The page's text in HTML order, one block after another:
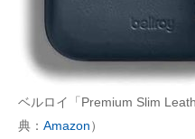
ベルロイ「Premium Slim
典： Amazon）